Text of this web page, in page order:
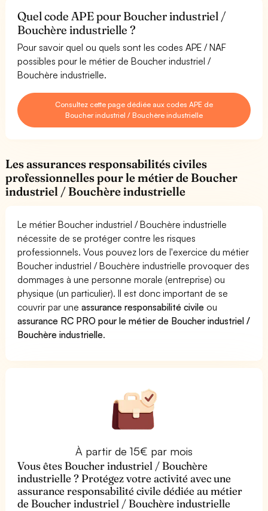
Quel code APE pour Boucher industriel /
Bouchère industrielle ?
Pour savoir quel ou quels sont les codes APE / NAF
possibles pour le métier de Boucher industriel /
Bouchère industrielle.
Consultez cette page dédiée aux codes APE de
Boucher industriel / Bouchère industrielle
Les assurances responsabilités civiles
professionnelles pour le métier de Boucher
industriel / Bouchère industrielle
Le métier Boucher industriel / Bouchère industrielle
nécessite de se protéger contre les risques
professionnels. Vous pouvez lors de l'exercice du métier
Boucher industriel / Bouchère industrielle provoquer des
dommages à une personne morale (entreprise) ou
physique (un particulier). Il est donc important de se
couvrir par uneassurance responsabilité civile ou
assurance RC PRO pour le métier de Boucher industriel /
Bouchère industrielle.
À partir de 15€ par mois
Vous êtes Boucher industriel / Bouchère
industrielle ? Protégez votre activité avec une
assurance responsabilité civile dédiée au métier
de Boucher industriel / Bouchère industrielle